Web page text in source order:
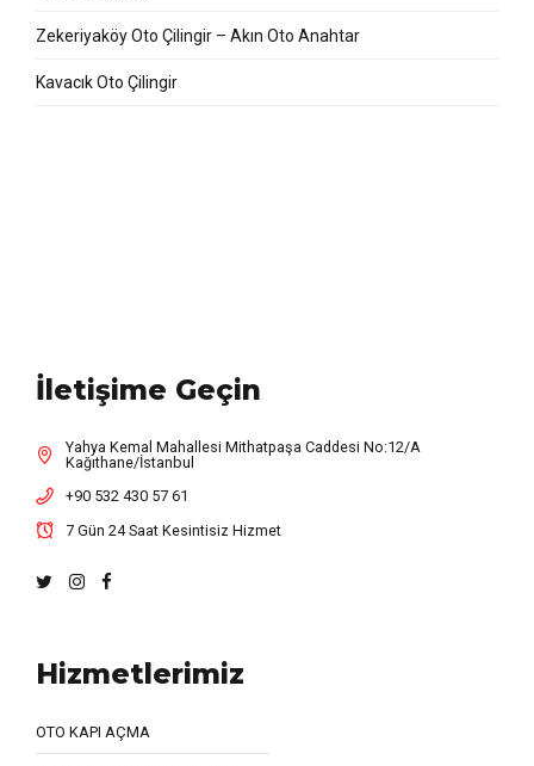
Zekeriyaköy Oto Çilingir – Akın Oto Anahtar
Kavacık Oto Çilingir
İletişime Geçin
Yahya Kemal Mahallesi Mithatpaşa Caddesi No:12/A
Kağıthane/İstanbul
+90 532 430 57 61
7 Gün 24 Saat Kesintisiz Hizmet
Hizmetlerimiz
OTO KAPI AÇMA